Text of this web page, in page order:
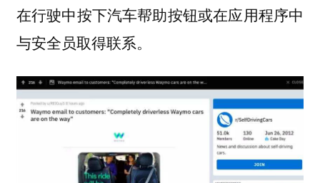
在行驶中按下汽车帮助按钮或在应用程序中
与安全员取得联系。